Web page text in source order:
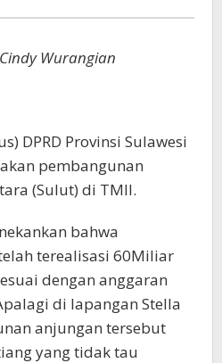
Wurangian
DPRD Provinsi Sulawesi
pembangunan
(Sulut) di TMII.
bahwa
terealisasi 60Miliar
dengan anggaran
di lapangan Stella
anjungan tersebut
yang tidak tau